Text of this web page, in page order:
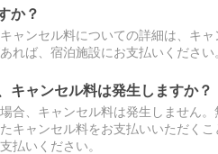
か？
ャンセル料についての詳細は、キ
れば、宿泊施設にお支払いください
キャンセル料は発生しますか？
合、キャンセル料は発生しません
キャンセル料をお支払いいただく
払いください。